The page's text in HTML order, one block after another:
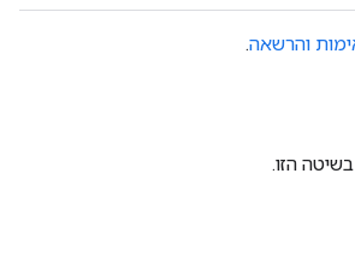
והרשאה.
הזו.